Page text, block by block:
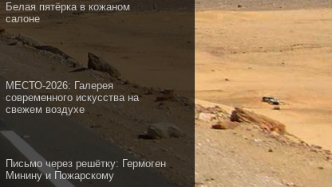
Белая пятёрка в кожаном
салоне
МЕСТО-2026: Галерея
современного искусства на
свежем воздухе
Письмо через решётку: Гермоген
Минину и Пожарскому